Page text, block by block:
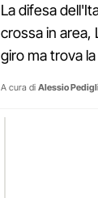
La difesa
crossa in area,
giro ma trova
A cura di Alessio